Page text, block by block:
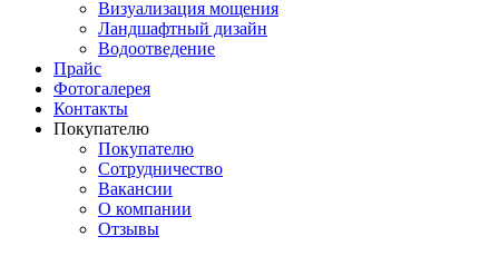
Визуализация мощения
Ландшафтный дизайн
Водоотведение
Прайс
Фотогалерея
Контакты
Покупателю
Покупателю
Сотрудничество
Вакансии
О компании
Отзывы